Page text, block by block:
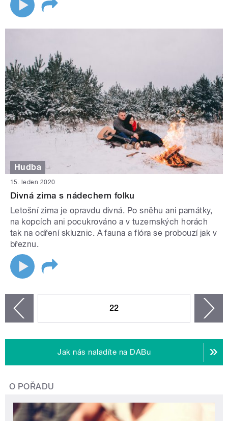
Hudba
15. leden 2020
Divná zima s nádechem folku
Letošní zima je opravdu divná. Po sněhu ani památky,
na kopcích ani pocukrováno a v tuzemských horách
tak na odření skluznic. A fauna a flóra se probouzí jak v
březnu.
22
Jak nás naladíte na DABu
O POŘADU